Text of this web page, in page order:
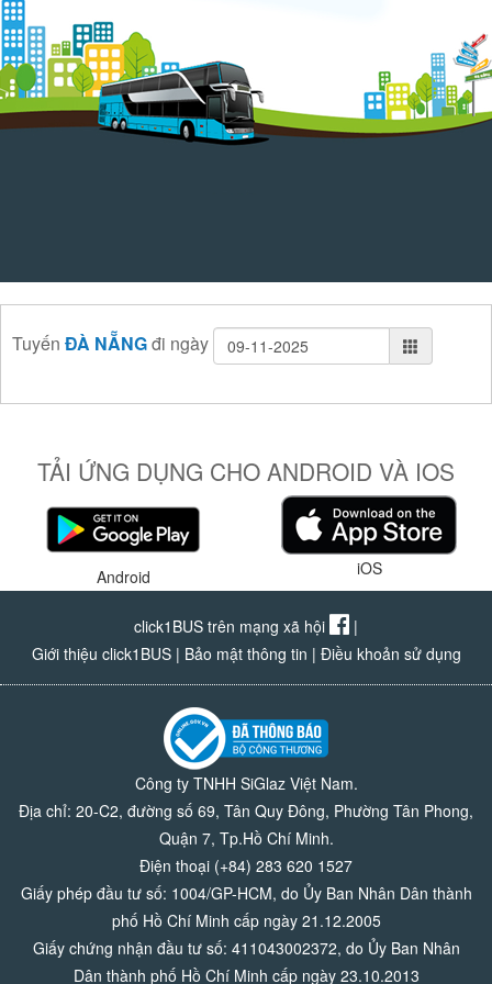
Tuyến ĐÀ NẴNGđi ngày
TẢI ỨNG DỤNG CHO ANDROID VÀ IOS
Android iOS
click1BUS trên mạng xã hội
|
Giới thiệu click1BUS| Bảo mật thông tin | Điều khoản sử dụng
Công ty TNHH SiGlaz Việt Nam.
Địa chỉ: 20-C2, đường số 69, Tân Quy Đông, Phường Tân Phong,
Quận 7, Tp.Hồ Chí Minh.
Điện thoại (+84) 283 620 1527
Giấy phép đầu tư số: 1004/GP-HCM, do Ủy Ban Nhân Dân thành
phố Hồ Chí Minh cấp ngày 21.12.2005
Giấy chứng nhận đầu tư số: 411043002372, do Ủy Ban Nhân
Dân thành phố Hồ Chí Minh cấp ngày 23.10.2013